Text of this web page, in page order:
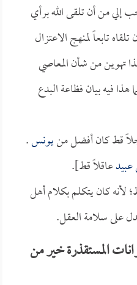
من أن تلقى الله برأي
تابعاً لمنهج الاعتزال
تهوين من شأن المعاصي
فيه بيان فظاعة البدع
قط كان أفضل منيونس.
عاقلاً قط].
كان يتكلم بكلام أهل
على سلامة العقل.
المستقذرة خير من